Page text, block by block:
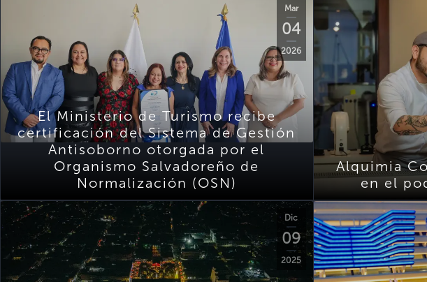
Mar
04
2026
El Ministerio de Turismo recibe
certificación del Sistema de Gestión
Antisoborno otorgada por el
Organismo Salvadoreño de
Normalización (OSN)
Alquimia
en el
Dic
09
2025